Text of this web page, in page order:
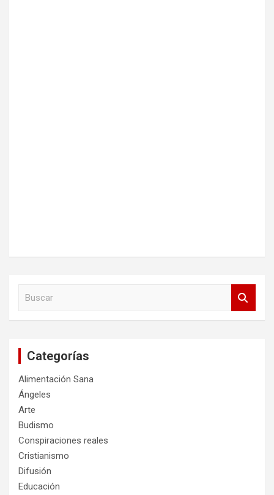
Categorías
Alimentación Sana
Ángeles
Arte
Budismo
Conspiraciones reales
Cristianismo
Difusión
Educación